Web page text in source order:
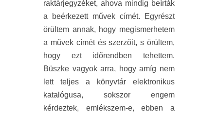
raktárjegyzéket, ahova mindig beírták
a beérkezett művek címét. Egyrészt
örültem annak, hogy megismerhetem
a művek címét és szerzőit, s örültem,
hogy ezt időrendben tehettem.
Büszke vagyok arra, hogy amíg nem
lett teljes a könyvtár elektronikus
katalógusa, sokszor engem
kérdeztek, emlékszem-e, ebben a